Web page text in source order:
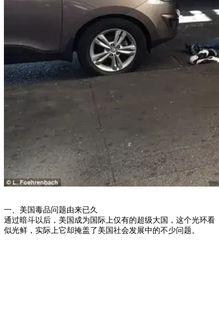
一、美国毒品问题由来已久
通过暗斗以后，美国成为国际上仅有的超级大国，这个光环看
似光鲜，实际上它却掩盖了美国社会发展中的不少问题。